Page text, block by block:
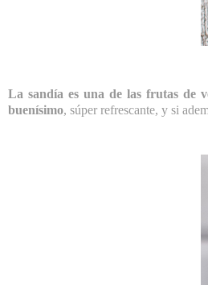
La sandía es una de las frutas de
buenísimo, súper refrescante, y si